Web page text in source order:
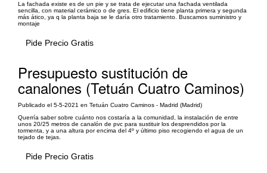
La fachada existe es de un pie y se trata de ejecutar una fachada ventilada
sencilla, con material cerámico o de gres. El edificio tiene planta primera y segunda
más ático, ya q la planta baja se le daría otro tratamiento. Buscamos suministro y
montaje
Pide Precio Gratis
Presupuesto sustitución de
canalones (Tetuán Cuatro Caminos)
Publicado el 5-5-2021 en Tetuán Cuatro Caminos - Madrid (Madrid)
Querría saber sobre cuánto nos costaría a la comunidad, la instalación de entre
unos 20/25 metros de canalón de pvc para sustituir los desprendidos por la
tormenta, y a una altura por encima del 4º y último piso recogiendo el agua de un
tejado de tejas.
Pide Precio Gratis